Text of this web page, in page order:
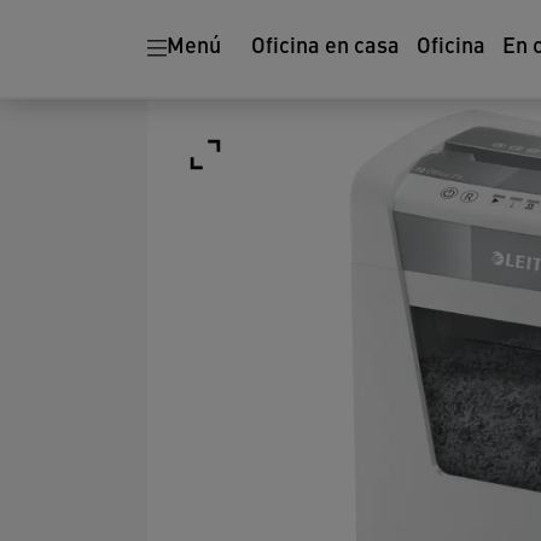
Menú Oficina en casa Oficina En